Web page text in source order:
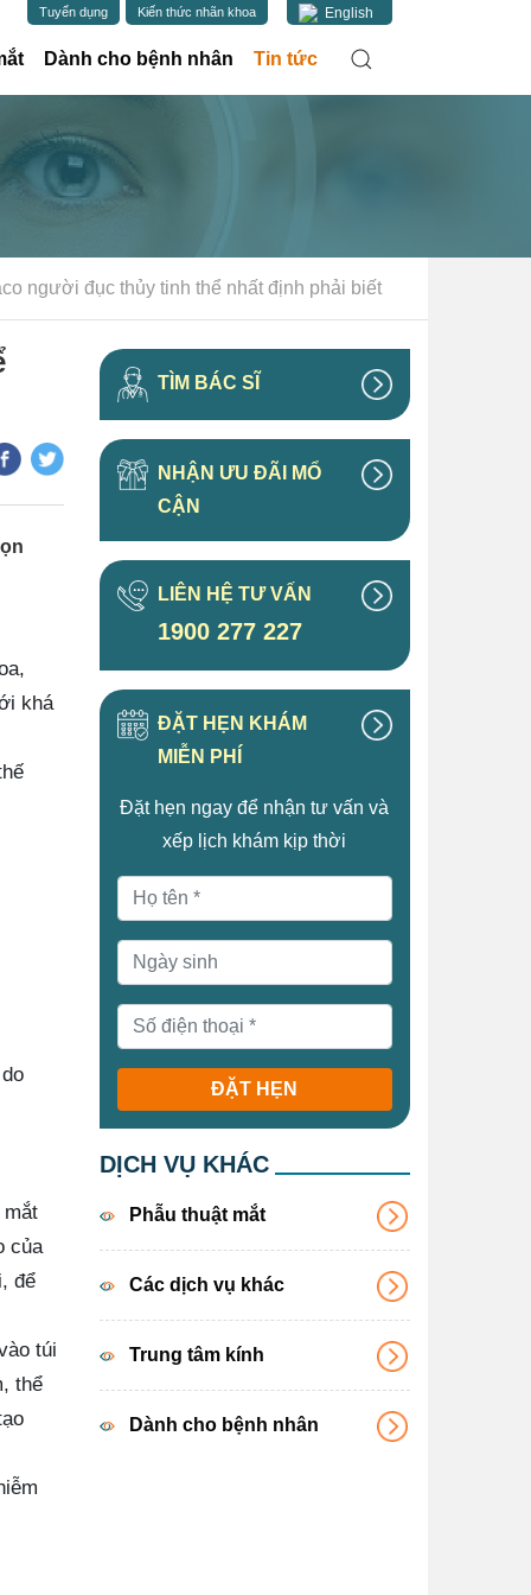
Dành cho bệnh nhân Tin tức(current)
Tuyển dụng Kiến thức nhãn khoa English
người đục thủy tinh thể nhất định phải biết
khá
mắt
của
để
túi
thể
TÌM BÁC SĨ
NHẬN ƯU ĐÃI MỔ
CẬN
LIÊN HỆ TƯ VẤN
1900 277 227
ĐẶT HẸN KHÁM
MIỄN PHÍ
Đặt hẹn ngay để nhận tư vấn và
xếp lịch khám kịp thời
ĐẶT HẸN
DỊCH VỤ KHÁC
Phẫu thuật mắt
Các dịch vụ khác
Trung tâm kính
Dành cho bệnh nhân